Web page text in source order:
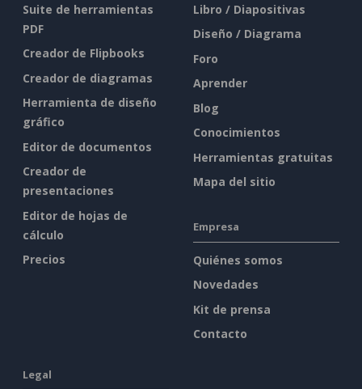
Suite de herramientas
PDF
Creador de Flipbooks
Creador de diagramas
Herramienta de diseño
gráfico
Editor de documentos
Creador de
presentaciones
Editor de hojas de
cálculo
Precios
Libro / Diapositivas
Diseño / Diagrama
Foro
Aprender
Blog
Conocimientos
Herramientas gratuitas
Mapa del sitio
Empresa
Quiénes somos
Novedades
Kit de prensa
Contacto
Legal